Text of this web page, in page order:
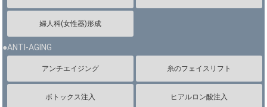
婦人科(女性器)形成
●ANTI-AGING
アンチエイジング 糸のフェイスリフト
ボトックス注入 ヒアルロン酸注入